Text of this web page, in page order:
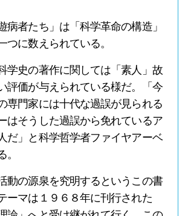
者たち」は「科学革命の構造」
つに数えられている。
学史の著作に関しては「素人」故
評価が与えられている様だ。「今
専門家には十代な過誤が見られる
はそうした過誤から免れているア
だ」と科学哲学者ファイヤアーベ
。
動の源泉を究明するというこの書
ーマは１９６８年に刊行された